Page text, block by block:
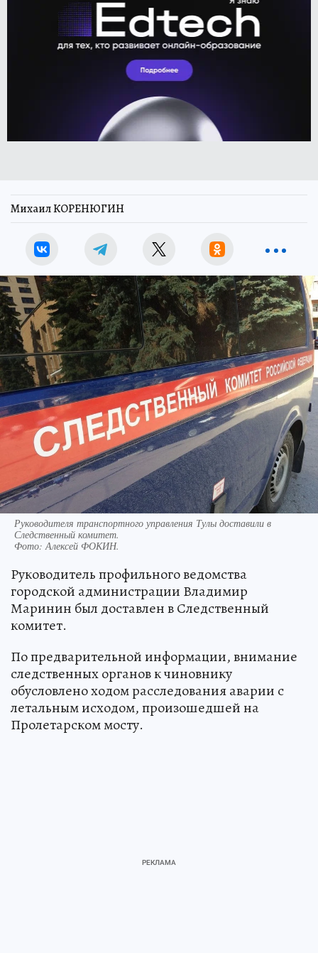
Михаил КОРЕНЮГИН
Руководителя транспортного управления Тулы доставили в
Следственный комитет.
Фото: Алексей ФОКИН.
Руководитель профильного ведомства
городской администрации Владимир
Маринин был доставлен в Следственный
комитет.
По предварительной информации, внимание
следственных органов к чиновнику
обусловлено ходом расследования аварии с
летальным исходом, произошедшей на
Пролетарском мосту.